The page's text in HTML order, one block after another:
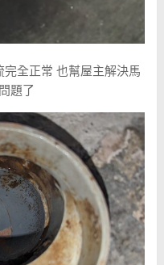
全正常 也幫屋主解決馬
題了